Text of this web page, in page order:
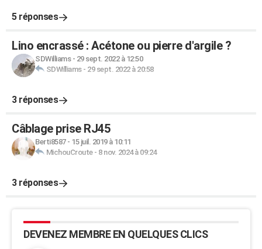
5 réponses
Lino encrassé : Acétone ou pierre d'argile ?
SDWilliams- 29 sept. 2022 à 12:50
SDWilliams- 29 sept. 2022 à 20:58
3 réponses
Câblage prise RJ45
Berti8587- 15 juil. 2019 à 10:11
MichouCroute- 8 nov. 2024 à 09:24
3 réponses
DEVENEZ MEMBRE EN QUELQUES CLICS